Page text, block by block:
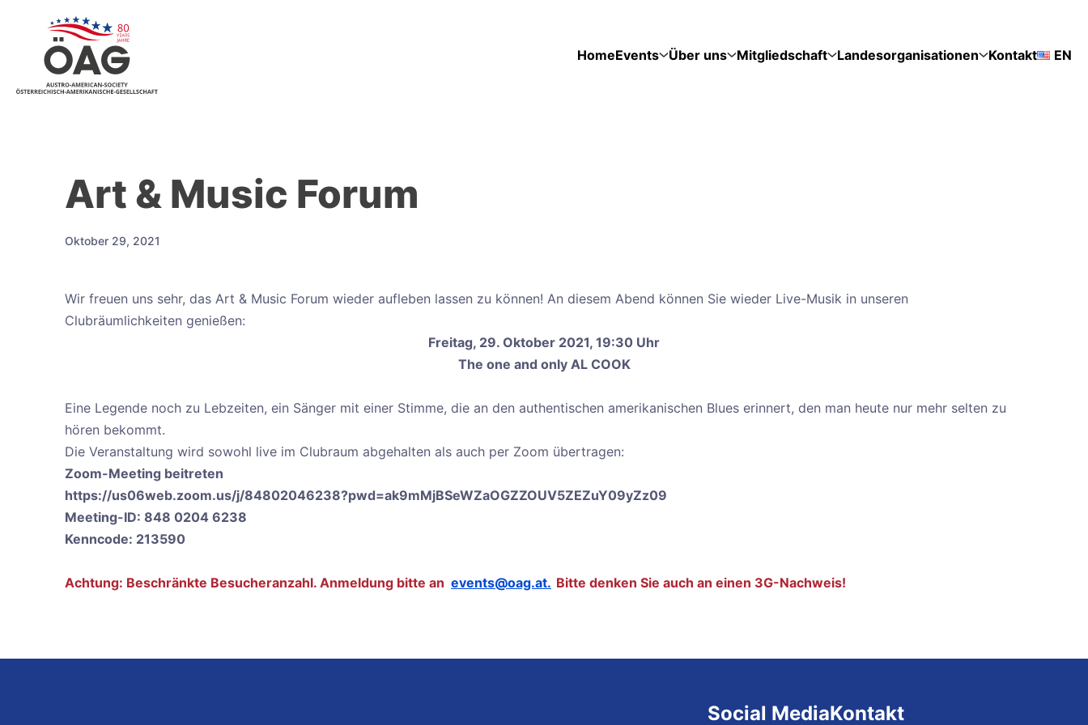
OAG HomeEvents Über uns Mitgliedschaft Landesorganisationen Kontakt EN
Art & Music Forum
Oktober 29, 2021
Wir freuen uns sehr, das Art & Music Forum wieder aufleben lassen zu können! An diesem Abend können Sie wieder Live-Musik in unseren
Clubräumlichkeiten genießen:
Freitag, 29. Oktober 2021, 19:30 Uhr
The one and only AL COOK
Eine Legende noch zu Lebzeiten, ein Sänger mit einer Stimme, die an den authentischen amerikanischen Blues erinnert, den man heute nur mehr selten zu
hören bekommt.
Die Veranstaltung wird sowohl live im Clubraum abgehalten als auch per Zoom übertragen:
Zoom-Meeting beitreten
https://us06web.zoom.us/j/84802046238?pwd=ak9mMjBSeWZaOGZZOUV5ZEZuY09yZz09
Meeting-ID: 848 0204 6238
Kenncode: 213590
Achtung: Beschränkte Besucheranzahl. Anmeldung bitte an events@oag.at. Bitte denken Sie auch an einen 3G-Nachweis!
Social MediaKontakt